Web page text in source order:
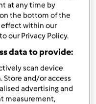
padeiro
ou mel
o pão mais
compras
at any time by
the bottom of the
effect within our
our Privacy Policy.
data to provide:
scan device
and/or access
advertising and
measurement,